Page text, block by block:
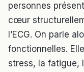
personnes
cœur
l’ECG. On parle
fonctionnelles.
stress, la fatigue,